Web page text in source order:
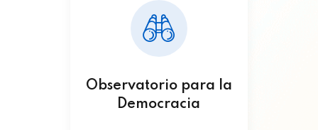
Observatorio para la
Democracia